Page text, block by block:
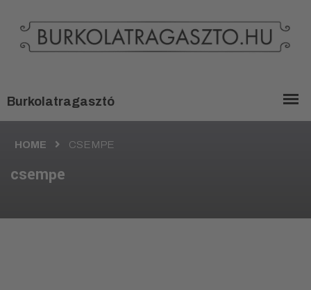
HOME CSEMPE
csempe